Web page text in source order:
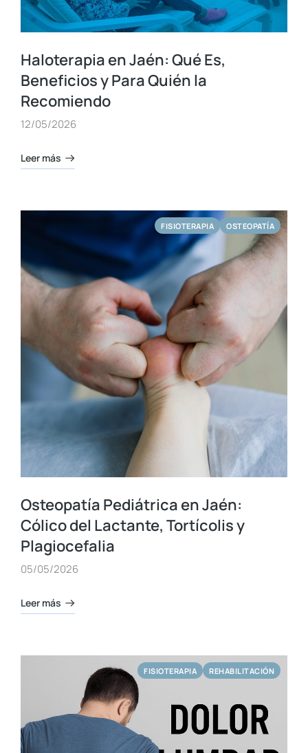
Haloterapia en Jaén: Qué Es,
Beneficios y Para Quién la
Recomiendo
12/05/2026
Leer más
FISIOTERAPIA OSTEOPATÍA
Osteopatía Pediátrica en Jaén:
Cólico del Lactante, Tortícolis y
Plagiocefalia
05/05/2026
Leer más
FISIOTERAPIA REHABILITACIÓN